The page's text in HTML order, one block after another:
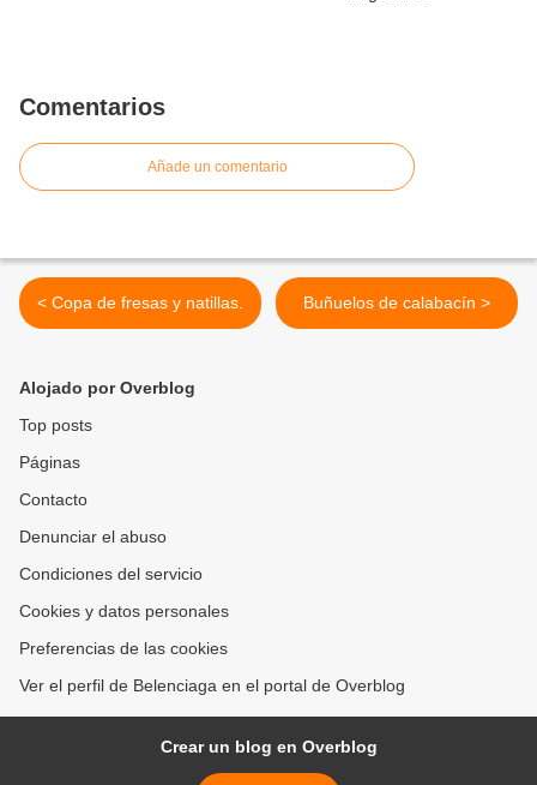
Comentarios
Añade un comentario
< Copa de fresas y natillas. Buñuelos de calabacín >
Alojado por Overblog
Top posts
Páginas
Contacto
Denunciar el abuso
Condiciones del servicio
Cookies y datos personales
Preferencias de las cookies
Ver el perfil de Belenciaga en el portal de Overblog
Crear un blog en Overblog